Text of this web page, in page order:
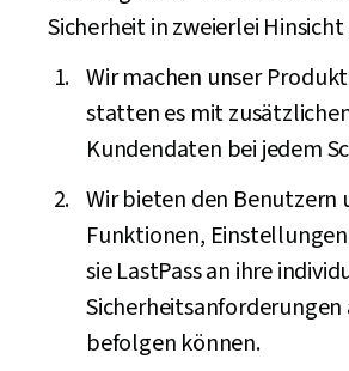
Sicherheit in zweierlei
Wir machen unser
statten es mit
Kundendaten bei jedem
Wir bieten den Benutzern
Funktionen,
sie LastPass an ihre
Sicherheitsanforderungen
befolgen können.